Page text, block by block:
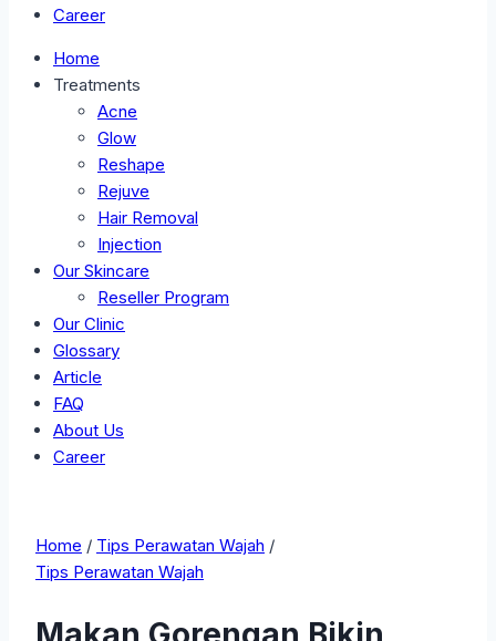
Career
Home
Treatments
Acne
Glow
Reshape
Rejuve
Hair Removal
Injection
Our Skincare
Reseller Program
Our Clinic
Glossary
Article
FAQ
About Us
Career
Home / Tips Perawatan Wajah /
Tips Perawatan Wajah